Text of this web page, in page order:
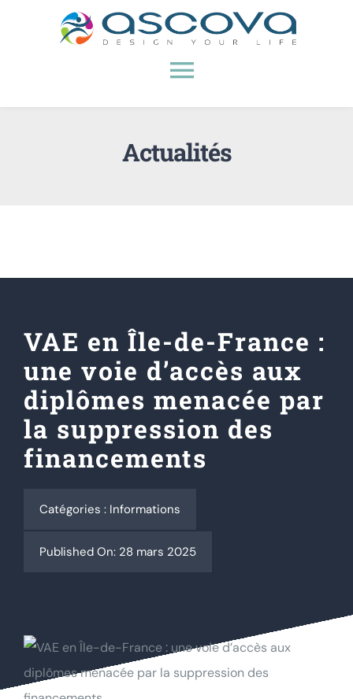
Toggle
Navigation
RH
Actualités
Contact
Rechercher:
Actualités
VAE en Île-de-France :
une voie d’accès aux
diplômes menacée par
la suppression des
financements
Catégories : Informations
Published On: 28 mars 2025